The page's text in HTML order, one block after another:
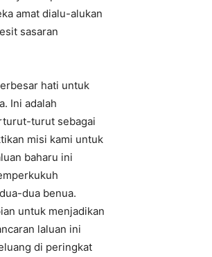
amat dialu-alukan
sasaran
hati untuk
Ini adalah
turut sebagai
misi kami untuk
baharu ini
dua benua.
untuk menjadikan
laluan ini
di peringkat